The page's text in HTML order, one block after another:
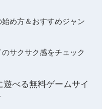
め方＆おすすめジャン
サクサク感をチェック
べる無料ゲームサイ